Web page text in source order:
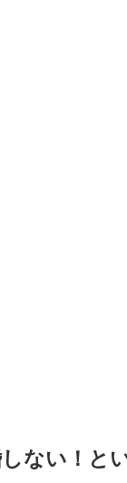
ない！と